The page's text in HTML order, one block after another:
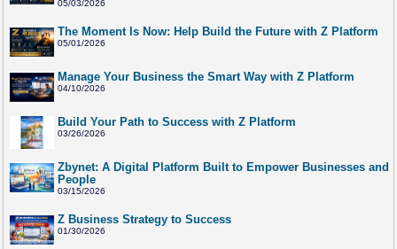
05/03/2026
The Moment Is Now: Help Build the Future with Z Platform
05/01/2026
Manage Your Business the Smart Way with Z Platform
04/10/2026
Build Your Path to Success with Z Platform
03/26/2026
Zbynet: A Digital Platform Built to Empower Businesses and
People
03/15/2026
Z Business Strategy to Success
01/30/2026